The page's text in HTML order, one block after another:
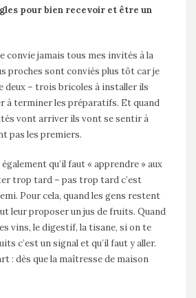
pour bien recevoir et être un
convie jamais tous mes invités à la
proches sont conviés plus tôt car je
deux – trois bricoles à installer ils
à terminer les préparatifs. Et quand
vont arriver ils vont se sentir à
pas les premiers.
qu’il faut « apprendre » aux
trop tard – pas trop tard c’est
Pour cela, quand les gens restent
leur proposer un jus de fruits. Quand
vins, le digestif, la tisane, si on te
c’est un signal et qu’il faut y aller.
: dès que la maîtresse de maison